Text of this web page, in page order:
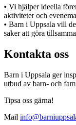
• Vi hjälper ideella
aktiviteter och
• Barn i Uppsala vill
saker att göra
Kontakta oss
Barn i Uppsala ger
utbud av barn- och
Tipsa oss gärna!
Mail